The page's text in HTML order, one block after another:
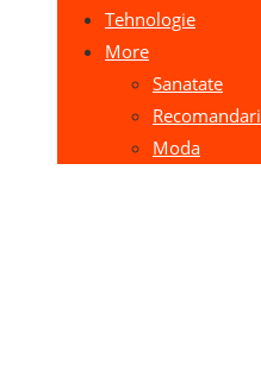
Tehnologie
More
Sanatate
Recomandari
Moda